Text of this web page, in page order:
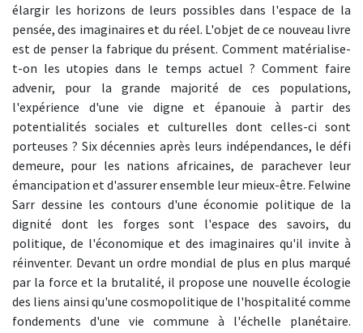
élargir les horizons de leurs possibles dans l'espace de la
pensée, des imaginaires et du réel. L'objet de ce nouveau livre
est de penser la fabrique du présent. Comment matérialise-
t-on les utopies dans le temps actuel ? Comment faire
advenir, pour la grande majorité de ces populations,
l'expérience d'une vie digne et épanouie à partir des
potentialités sociales et culturelles dont celles-ci sont
porteuses ? Six décennies après leurs indépendances, le défi
demeure, pour les nations africaines, de parachever leur
émancipation et d'assurer ensemble leur mieux-être. Felwine
Sarr dessine les contours d'une économie politique de la
dignité dont les forges sont l'espace des savoirs, du
politique, de l'économique et des imaginaires qu'il invite à
réinventer. Devant un ordre mondial de plus en plus marqué
par la force et la brutalité, il propose une nouvelle écologie
des liens ainsi qu'une cosmopolitique de l'hospitalité comme
fondements d'une vie commune à l'échelle planétaire.